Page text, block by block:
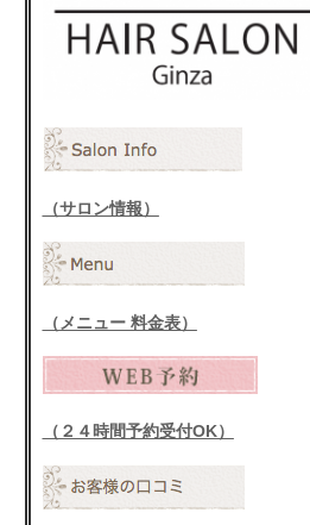
（サロン情報）
（メニュー 料金表）
（２４時間予約受付OK）